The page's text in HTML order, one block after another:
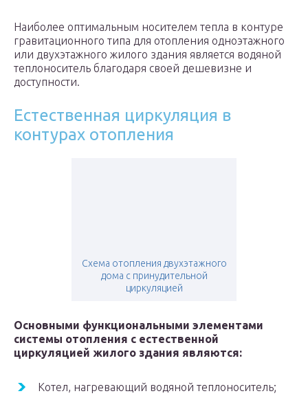
Наиболее оптимальным носителем тепла в контуре
гравитационного типа для отопления одноэтажного
или двухэтажного жилого здания является водяной
теплоноситель благодаря своей дешевизне и
доступности.
Естественная циркуляция в
контурах отопления
Схема отопления двухэтажного
дома с принудительной
циркуляцией
Основными функциональными элементами
системы отопления с естественной
циркуляцией жилого здания являются:
Котел, нагревающий водяной теплоноситель;